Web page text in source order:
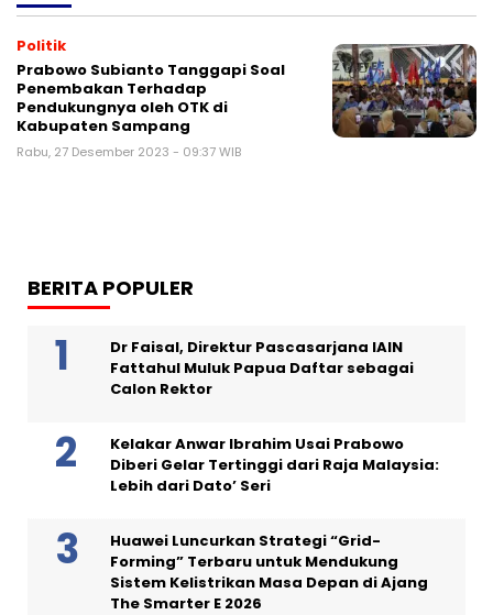
Politik
Prabowo Subianto Tanggapi Soal
Penembakan Terhadap
Pendukungnya oleh OTK di
Kabupaten Sampang
Rabu, 27 Desember 2023 - 09:37 WIB
BERITA POPULER
Dr Faisal, Direktur Pascasarjana IAIN
Fattahul Muluk Papua Daftar sebagai
Calon Rektor
Kelakar Anwar Ibrahim Usai Prabowo
Diberi Gelar Tertinggi dari Raja Malaysia:
Lebih dari Dato’ Seri
Huawei Luncurkan Strategi “Grid-
Forming” Terbaru untuk Mendukung
Sistem Kelistrikan Masa Depan di Ajang
The Smarter E 2026